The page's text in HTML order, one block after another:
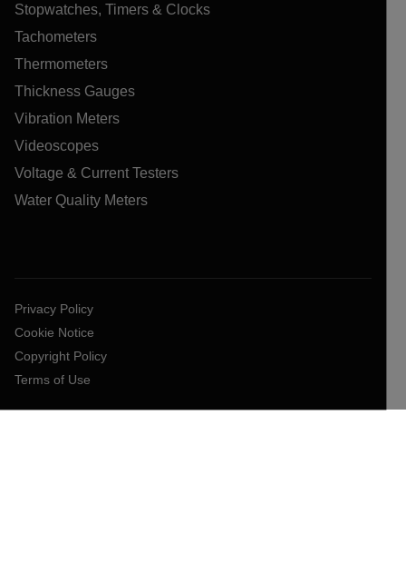
Stopwatches, Timers & Clocks
Tachometers
Thermometers
Thickness Gauges
Vibration Meters
Videoscopes
Voltage & Current Testers
Water Quality Meters
Privacy Policy
Cookie Notice
Copyright Policy
Terms of Use